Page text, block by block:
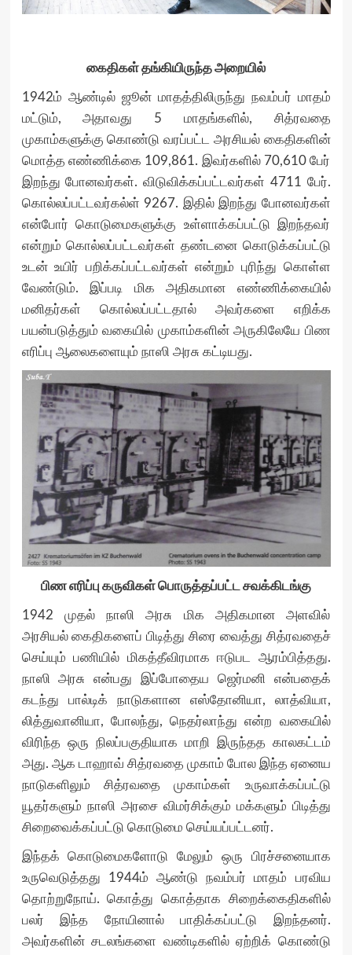
கைதிகள் தங்கியிருந்த அறையில்
1942ம் ஆண்டில் ஜூன் மாதத்திலிருந்து நவம்பர் மாதம்
மட்டும், அதாவது 5 மாதங்களில், சித்ரவதை
முகாம்களுக்கு கொண்டு வரப்பட்ட அரசியல் கைதிகளின்
மொத்த எண்ணிக்கை 109,861. இவர்களில் 70,610 பேர்
இறந்து போனவர்கள். விடுவிக்கப்பட்டவர்கள் 4711 பேர்.
கொல்லப்பட்டவர்கல்ள் 9267. இதில் இறந்து போனவர்கள்
என்போர் கொடுமைகளுக்கு உள்ளாக்கப்பட்டு இறந்தவர்
என்றும் கொல்லப்பட்டவர்கள் தண்டனை கொடுக்கப்பட்டு
உடன் உயிர் பறிக்கப்பட்டவர்கள் என்றும் புரிந்து கொள்ள
வேண்டும். இப்படி மிக அதிகமான எண்ணிக்கையில்
மனிதர்கள் கொல்லப்பட்டதால் அவர்களை எறிக்க
பயன்படுத்தும் வகையில் முகாம்களின் அருகிலேயே பிண
எரிப்பு ஆலைகளையும் நாஸி அரசு கட்டியது.
பிண எரிப்பு கருவிகள் பொருத்தப்பட்ட சவக்கிடங்கு
1942 முதல் நாஸி அரசு மிக அதிகமான அளவில்
அரசியல் கைதிகளைப் பிடித்து சிரை வைத்து சித்ரவதைச்
செய்யும் பணியில் மிகத்தீவிரமாக ஈடுபட ஆரம்பித்தது.
நாஸி அரசு என்பது இப்போதைய ஜெர்மனி என்பதைக்
கடந்து பால்டிக் நாடுகளான எஸ்தோனியா, லாத்வியா,
லித்துவானியா, போலந்து, நெதர்லாந்து என்ற வகையில்
விரிந்த ஒரு நிலப்பகுதியாக மாறி இருந்தத காலகட்டம்
அது. ஆக டாஹாவ் சித்ரவதை முகாம் போல இந்த ஏனைய
நாடுகளிலும் சித்ரவதை முகாம்கள் உருவாக்கப்பட்டு
யூதர்களும் நாஸி அரசை விமர்சிக்கும் மக்களும் பிடித்து
சிறைவைக்கப்பட்டு கொடுமை செய்யப்பட்டனர்.
இந்தக் கொடுமைகளோடு மேலும் ஒரு பிரச்சனையாக
உருவெடுத்தது 1944ம் ஆண்டு நவம்பர் மாதம் பரவிய
தொற்றுநோய். கொத்து கொத்தாக சிறைக்கைதிகளில்
பலர் இந்த நோயினால் பாதிக்கப்பட்டு இறந்தனர்.
அவர்களின் சடலங்களை வண்டிகளில் ஏற்றிக் கொண்டு